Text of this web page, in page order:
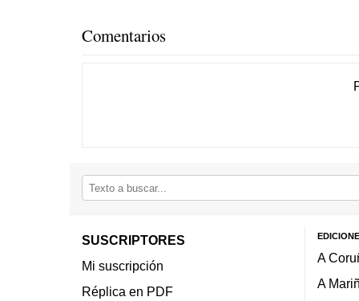
Comentarios
SUSCRIPTORES
Mi suscripción
Réplica en PDF
A
A